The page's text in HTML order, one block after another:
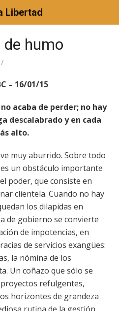
Libertad
humo
/
– 16/01/15
acaba de perder; no hay
descalabrado y en cada
alto.
muy aburrido. Sobre todo
un obstáculo importante
poder, que consiste en
clientela. Cuando no hay
los dilapidas en
de gobierno se convierte
de impotencias, en
de servicios exangües:
la nómina de los
Un coñazo que sólo se
refulgentes,
horizontes de grandeza